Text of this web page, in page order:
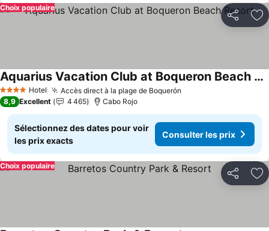
Partager
Choix populaire
4 Étoiles Hotel Accès direct à la plage de Boquerón
Aquarius Vacation Club at Boqueron Beach Resort
8,9 Excellent 4 465 Cabo Rojo
Sélectionnez des dates pour voir
les prix exacts
Consulter les prix
Partager
Choix populaire